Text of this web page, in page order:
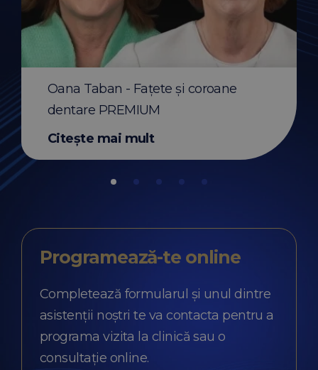
Oana Taban - Fațete și coroane
dentare PREMIUM
Citește mai mult
Before & After
transparent
Programează-te online
Completează formularul și unul dintre
asistenții noștri te va contacta pentru a
programa vizita la clinică sau o
consultație online.